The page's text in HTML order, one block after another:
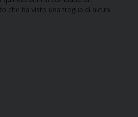
che ha visto una tregua di alcuni